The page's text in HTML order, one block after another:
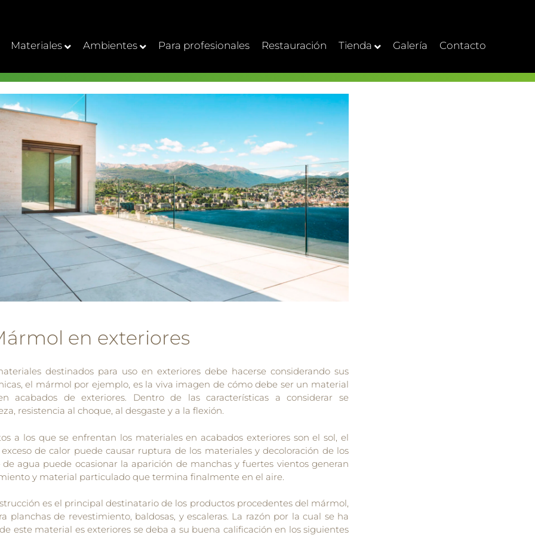
Materiales Ambientes Para profesionales Restauración Tienda Galería Contacto
en exteriores
destinados para uso en exteriores debe hacerse considerando sus
el mármol por ejemplo, es la viva imagen de cómo debe ser un material
acabados de exteriores. Dentro de las características a considerar se
resistencia al choque, al desgaste y a la flexión.
a los que se enfrentan los materiales en acabados exteriores son el sol, el
de calor puede causar ruptura de los materiales y decoloración de los
de agua puede ocasionar la aparición de manchas y fuertes vientos generan
y material particulado que termina finalmente en el aire.
es el principal destinatario de los productos procedentes del mármol,
planchas de revestimiento, baldosas, y escaleras. La razón por la cual se ha
este material es exteriores se deba a su buena calificación en los siguientes